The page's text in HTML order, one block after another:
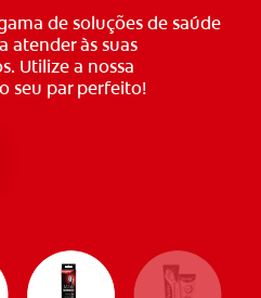
de soluções de saúde
atender às suas
Utilize a nossa
seu par perfeito!